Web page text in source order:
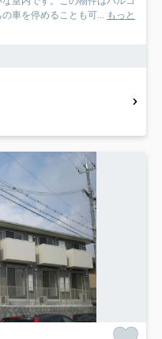
車を停めることも可...
もっと